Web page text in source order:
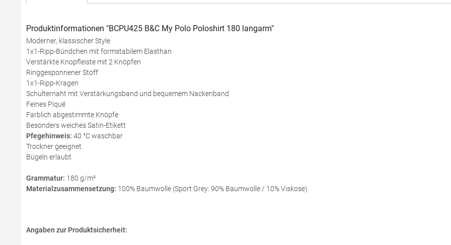
Produktinformationen "BCPU425 B&C My Polo Poloshirt 180 langarm"
Moderner, klassischer Style
1x1-Ripp-Bündchen mit formstabilem Elasthan
Verstärkte Knopfleiste mit 2 Knöpfen
Ringgesponnener Stoff
1x1-Ripp-Kragen
Schulternaht mit Verstärkungsband und bequemem Nackenband
Feines Piqué
Farblich abgestimmte Knöpfe
Besonders weiches Satin-Etikett
Pfegehinweis: 40 °C waschbar
Trockner geeignet
Bügeln erlaubt
Grammatur: 180 g/m²
Materialzusammensetzung: 100% Baumwolle (Sport Grey: 90% Baumwolle / 10% Viskose)
Angaben zur Produktsicherheit: